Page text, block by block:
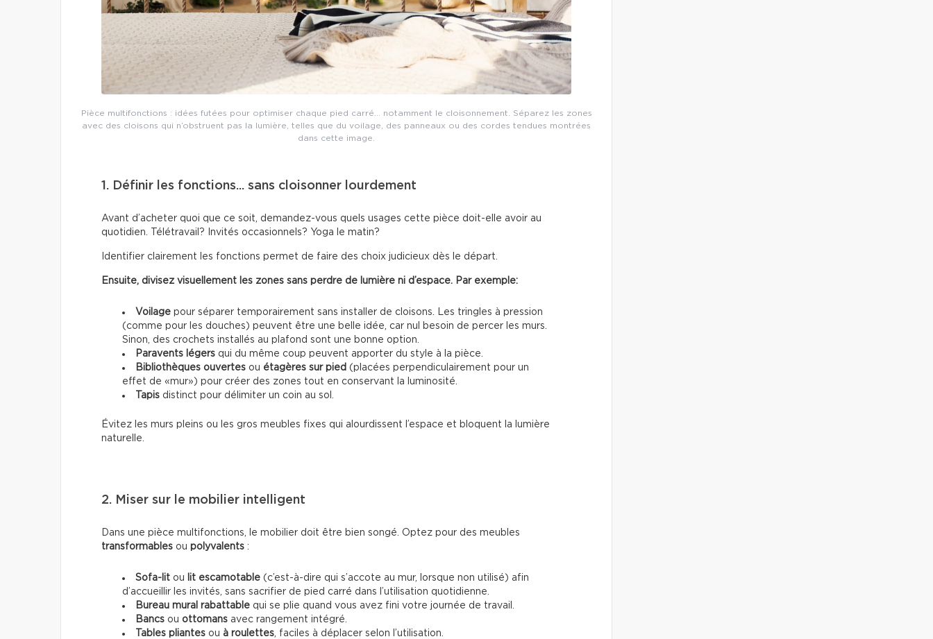
Pièce multifonctions : idées futées pour optimiser chaque pied carré… notamment le cloisonnement. Séparez les zones
avec des cloisons qui n’obstruent pas la lumière, telles que du voilage, des panneaux ou des cordes tendues montrées
dans cette image.
1. Définir les fonctions... sans cloisonner lourdement
Avant d’acheter quoi que ce soit, demandez-vous quels usages cette pièce doit-elle avoir au
quotidien. Télétravail? Invités occasionnels? Yoga le matin?
Identifier clairement les fonctions permet de faire des choix judicieux dès le départ.
Ensuite, divisez visuellement les zones sans perdre de lumière ni d’espace. Par exemple:
Voilage pour séparer temporairement sans installer de cloisons. Les tringles à pression
(comme pour les douches) peuvent être une belle idée, car nul besoin de percer les murs.
Sinon, des crochets installés au plafond sont une bonne option.
Paravents légers qui du même coup peuvent apporter du style à la pièce.
Bibliothèques ouvertes ou étagères sur pied (placées perpendiculairement pour un
effet de «mur») pour créer des zones tout en conservant la luminosité.
Tapis distinct pour délimiter un coin au sol.
Évitez les murs pleins ou les gros meubles fixes qui alourdissent l’espace et bloquent la lumière
naturelle.
2. Miser sur le mobilier intelligent
Dans une pièce multifonctions, le mobilier doit être bien songé. Optez pour des meubles
transformables ou polyvalents :
Sofa-lit ou lit escamotable (c’est-à-dire qui s’accote au mur, lorsque non utilisé) afin
d’accueillir les invités, sans sacrifier de pied carré dans l’utilisation quotidienne.
Bureau mural rabattable qui se plie quand vous avez fini votre journée de travail.
Bancs ou ottomans avec rangement intégré.
Tables pliantes ou à roulettes , faciles à déplacer selon l’utilisation.